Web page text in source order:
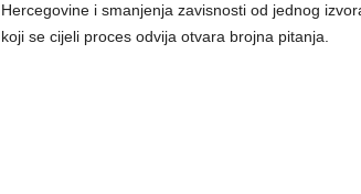
Hercegovine i smanjenja zavisnosti od jednog
koji se cijeli proces odvija otvara brojna pitanja.